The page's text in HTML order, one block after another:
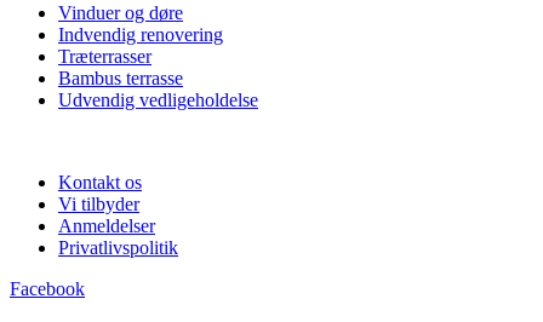
Vinduer og døre
Indvendig renovering
Træterrasser
Bambus terrasse
Udvendig vedligeholdelse
Kontakt os
Vi tilbyder
Anmeldelser
Privatlivspolitik
Facebook